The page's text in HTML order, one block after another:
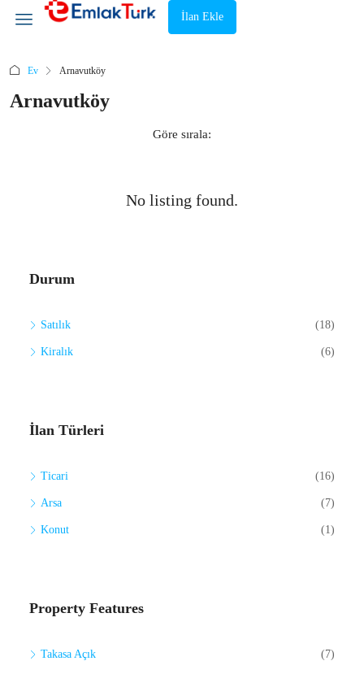
İlan Ekle
Ev Arnavutköy
Arnavutköy
Göre sırala:
No listing found.
Durum
Satılık (18)
Kiralık (6)
İlan Türleri
Ticari (16)
Arsa (7)
Konut (1)
Property Features
Takasa Açık (7)